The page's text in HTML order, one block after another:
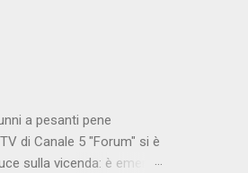
a pesanti pene
di Canale 5 "Forum" si è
sulla vicenda: è emerso